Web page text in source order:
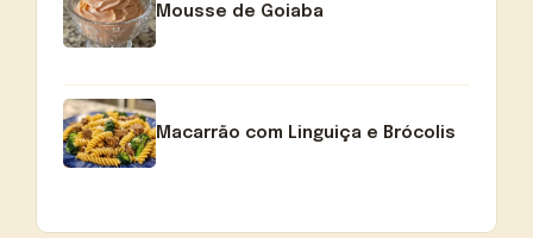
Mousse de Goiaba
Macarrão com Linguiça e Brócolis